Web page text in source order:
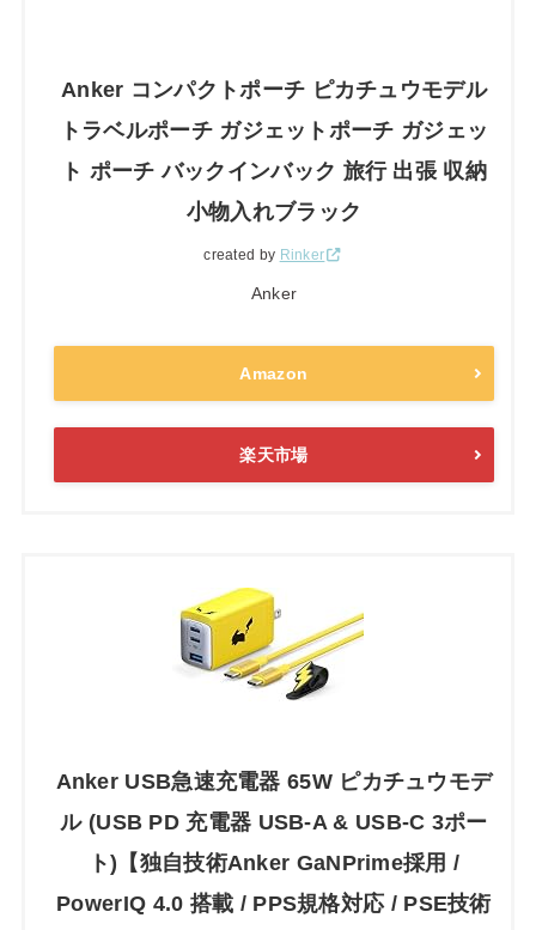
Anker コンパクトポーチ ピカチュウモデル
トラベルポーチ ガジェットポーチ ガジェッ
ト ポーチ バックインバック 旅行 出張 収納
小物入れブラック
created by Rinker
Anker
Amazon
楽天市場
Anker USB急速充電器 65W ピカチュウモデ
ル (USB PD 充電器 USB-A & USB-C 3ポー
ト)【独自技術Anker GaNPrime採用 /
PowerIQ 4.0 搭載 / PPS規格対応 / PSE技術